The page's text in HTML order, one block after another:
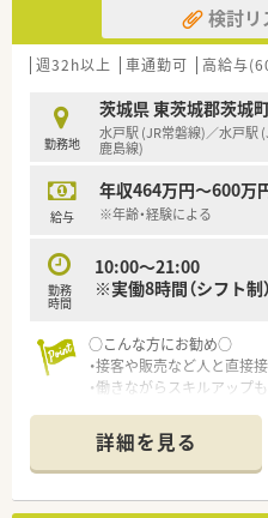
検討リ
週32h以上 車通勤可 高給与
勤務地
茨城県 東茨城郡茨城
水戸駅 (JR常磐線)／水戸駅
鹿島線)
給与
年収464万円～600万
※年齢・経験による
勤務
時間
10:00～21:00
※実働8時間（シフト制）
○こんな方にお勧め○
・接客や販売など人と直接
・働きながらスキルアップ
詳細を見る